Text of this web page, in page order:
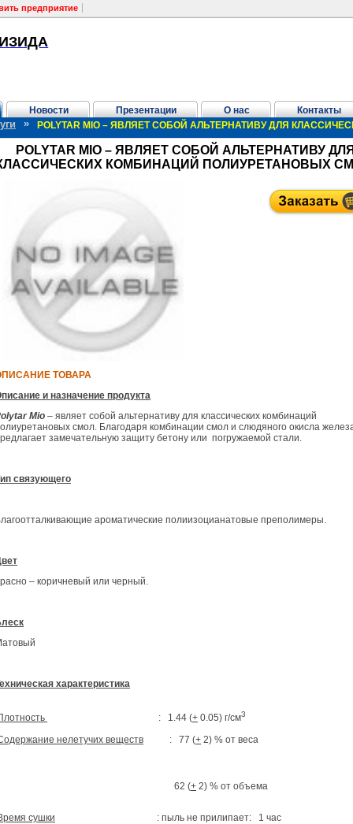
предприятие
ИЗИДА
Новости Презентации О нас Контакты
»
POLYTAR MIO – ЯВЛЯЕТ СОБОЙ АЛЬТЕРНАТИВУ ДЛЯ
POLYTAR MIO – ЯВЛЯЕТ СОБОЙ АЛЬТЕРНАТИВУ
КОМБИНАЦИЙ ПОЛИУРЕТАНОВЫХ
ТОВАРА
и назначение продукта
Mio – являет собой альтернативу для классических комбинаций
смол. Благодаря комбинации смол и слюдяного окисла
замечательную защиту бетону или погружаемой стали.
связующего
ароматические полиизоцианатовые преполимеры.
– коричневый или черный.
характеристика
: 1.44 (+ 0.05) г/см3
нелетучих веществ : 77 (+ 2) % от веса
62 (+ 2) % от объема
сушки : пыль не прилипает: 1 час